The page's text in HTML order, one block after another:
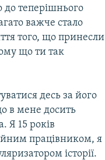
теперішнього
важче стало
того, що принесли
що ти так
десь за його
в мене досить
Я 15 років
працівником, я
історії.